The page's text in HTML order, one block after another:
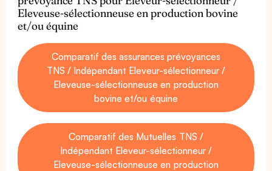
Eleveuse-sélectionneuse en production bovine
et/ou équine
Comparatif des assurances prévoyances
TNS / Indépendant Eleveur-sélectionneur /
Eleveuse-sélectionneuse en production
bovine et/ou équine
Comparatif des Mutuelles TNS /
Indépendant Eleveur-sélectionneur /
Eleveuse-sélectionneuse en production